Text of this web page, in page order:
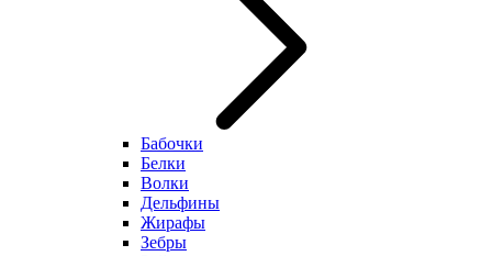
Бабочки
Белки
Волки
Дельфины
Жирафы
Зебры